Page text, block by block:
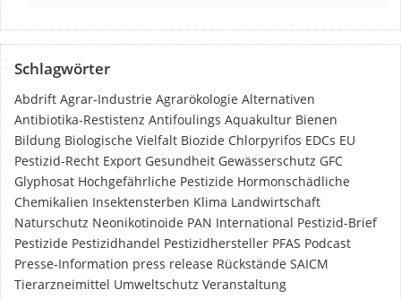
Schlagwörter
Abdrift Agrar-Industrie Agrarökologie Alternativen
Antibiotika-Restistenz Antifoulings Aquakultur Bienen
Bildung Biologische Vielfalt Biozide Chlorpyrifos EDCs EU
Pestizid-Recht Export Gesundheit Gewässerschutz GFC
Glyphosat Hochgefährliche Pestizide Hormonschädliche
Chemikalien Insektensterben Klima Landwirtschaft
Naturschutz Neonikotinoide PAN International Pestizid-Brief
Pestizide Pestizidhandel Pestizidhersteller PFAS Podcast
Presse-Information press release Rückstände SAICM
Tierarzneimittel Umweltschutz Veranstaltung